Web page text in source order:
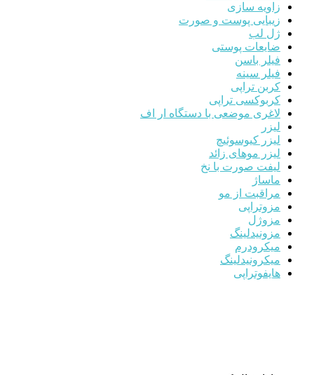
زاویه سازی
زیبایی پوست و صورت
ژل لب
ضایعات پوستی
فیلر باسن
فیلر سینه
کربن تراپی
کربوکسی تراپی
لاغری موضعی با دستگاه ار اف
لیزر
لیزر کیوسوئیچ
لیزر موهای زائد
لیفت صورت با نخ
ماساژ
مراقبت از مو
مزوتراپی
مزوژل
مزونیدلینگ
میکرودرم
میکرونیدلینگ
هایفوتراپی